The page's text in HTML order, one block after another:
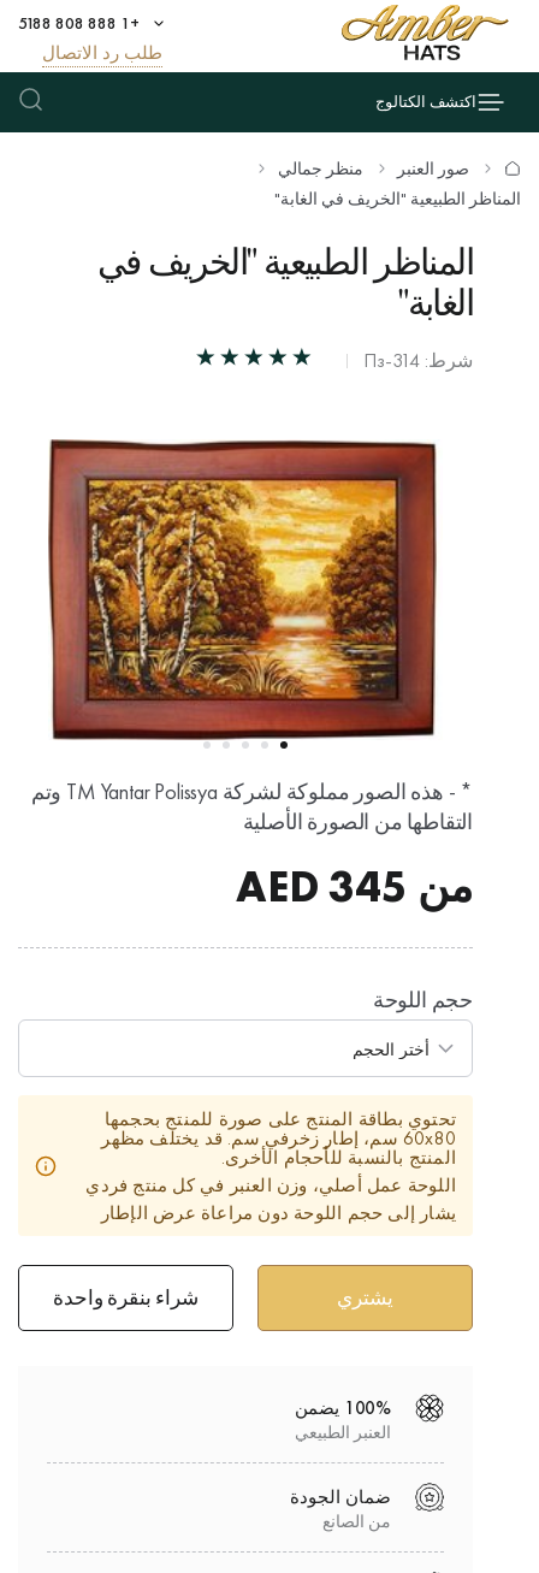
+1 888 808 5188
طلب رد الاتصال
اكتشف الكتالوج
صور العنبر
منظر جمالي
المناظر الطبيعية "الخريف في الغابة"
المناظر الطبيعية "الخريف في
الغابة"
شرط: Пз-314
* - هذه الصور مملوكة لشركة TM Yantar Polissya وتم
التقاطها من الصورة الأصلية
من
حجم اللوحة
تحتوي بطاقة المنتج على صورة للمنتج بحجمها
60x80 سم، إطار زخرفي سم. قد يختلف مظهر
المنتج بالنسبة للأحجام الأخرى.
اللوحة عمل أصلي، وزن العنبر في كل منتج فردي
يشار إلى حجم اللوحة دون مراعاة عرض الإطار
شراء بنقرة واحدة
100% يضمن
العنبر الطبيعي
ضمان الجودة
من الصانع